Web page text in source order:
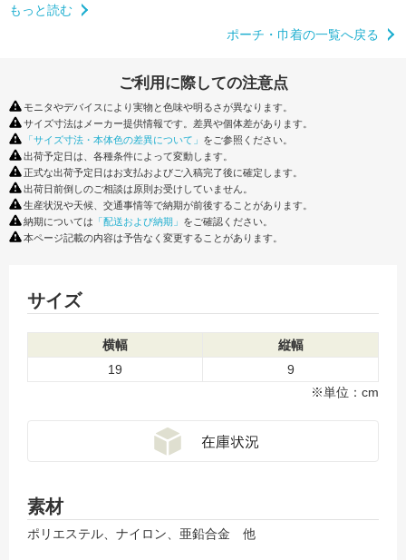
もっと読む
ポーチ・巾着の一覧へ戻る
ご利用に際しての注意点
モニタやデバイスにより実物と色味や明るさが異なります。
サイズ寸法はメーカー提供情報です。差異や個体差があります。
「サイズ寸法・本体色の差異について」 をご参照ください。
出荷予定日は、各種条件によって変動します。
正式な出荷予定日はお支払およびご入稿完了後に確定します。
出荷日前倒しのご相談は原則お受けしていません。
生産状況や天候、交通事情等で納期が前後することがあります。
納期については 「配送および納期」 をご確認ください。
本ページ記載の内容は予告なく変更することがあります。
サイズ
横幅
縦幅
19
9
※単位：cm
素材
ポリエステル、ナイロン、亜鉛合金 他